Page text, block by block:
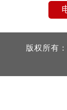
版权所有